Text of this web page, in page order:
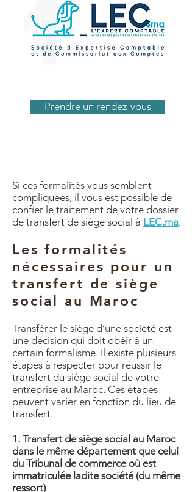
Prendre un rendez-vous
Si ces formalités vous semblent
compliquées, il vous est possible de
confier le traitement de votre dossier
de transfert de siège social à LEC.ma.
Les formalités
nécessaires pour un
transfert de siège
social au Maroc
Transférer le siège d’une société est
une décision qui doit obéir à un
certain formalisme. Il existe plusieurs
étapes à respecter pour réussir le
transfert du siège social de votre
entreprise au Maroc. Ces étapes
peuvent varier en fonction du lieu de
transfert.
1. Transfert de siège social au Maroc
dans le même département que celui
du Tribunal de commerce où est
immatriculée ladite société (du même
ressort)